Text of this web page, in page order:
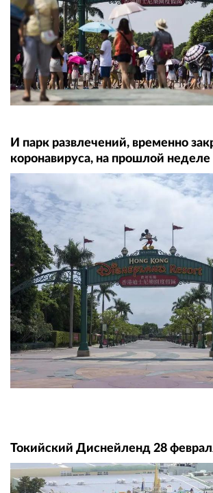
И парк развлечений, временно
коронавируса, на прошлой неделе
Токийский Диснейленд 28